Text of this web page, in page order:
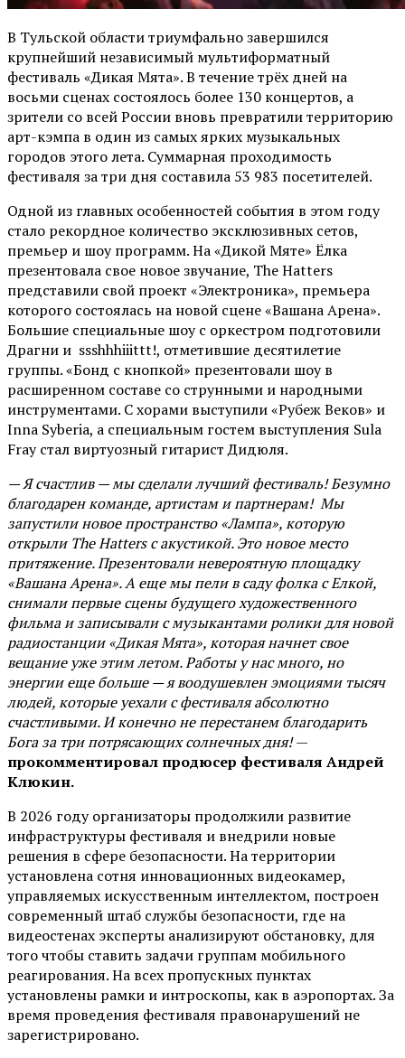
В Тульской области триумфально завершился
крупнейший независимый мультиформатный
фестиваль «Дикая Мята». В течение трёх дней на
восьми сценах состоялось более 130 концертов, а
зрители со всей России вновь превратили территорию
арт-кэмпа в один из самых ярких музыкальных
городов этого лета. Суммарная проходимость
фестиваля за три дня составила 53 983 посетителей.
Одной из главных особенностей события в этом году
стало рекордное количество эксклюзивных сетов,
премьер и шоу программ. На «Дикой Мяте» Ёлка
презентовала свое новое звучание, The Hatters
представили свой проект «Электроника», премьера
которого состоялась на новой сцене «Вашана Арена».
Большие специальные шоу с оркестром подготовили
Драгни и ssshhhiiittt!, отметившие десятилетие
группы. «Бонд с кнопкой» презентовали шоу в
расширенном составе со струнными и народными
инструментами. С хорами выступили «Рубеж Веков» и
Inna Syberia, а специальным гостем выступления Sula
Fray стал виртуозный гитарист Дидюля.
— Я счастлив — мы сделали лучший фестиваль! Безумно
благодарен команде, артистам и партнерам! Мы
запустили новое пространство «Лампа», которую
открыли The Hatters с акустикой. Это новое место
притяжение. Презентовали невероятную площадку
«Вашана Арена». А еще мы пели в саду фолка с Елкой,
снимали первые сцены будущего художественного
фильма и записывали с музыкантами ролики для новой
радиостанции «Дикая Мята», которая начнет свое
вещание уже этим летом. Работы у нас много, но
энергии еще больше — я воодушевлен эмоциями тысяч
людей, которые уехали с фестиваля абсолютно
счастливыми. И конечно не перестанем благодарить
Бога за три потрясающих солнечных дня!—
прокомментировал продюсер фестиваля Андрей
Клюкин.
В 2026 году организаторы продолжили развитие
инфраструктуры фестиваля и внедрили новые
решения в сфере безопасности. На территории
установлена сотня инновационных видеокамер,
управляемых искусственным интеллектом, построен
современный штаб службы безопасности, где на
видеостенах эксперты анализируют обстановку, для
того чтобы ставить задачи группам мобильного
реагирования. На всех пропускных пунктах
установлены рамки и интроскопы, как в аэропортах. За
время проведения фестиваля правонарушений не
зарегистрировано.